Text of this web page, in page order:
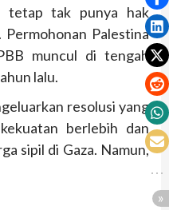
tetap tak punya hak
Palestina
muncul di tengah
lalu.
resolusi yang
berlebih dan
sipil di Gaza. Namun,